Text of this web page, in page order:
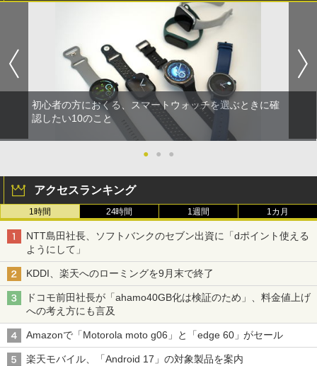
初心者の方におくる、スマートウォッチを選ぶときに確
認したい10のこと
● ● ●
アクセスランキング
1時間 24時間 1週間 1カ月
NTT島田社長、ソフトバンクのセブン出資に「dポイント使える
ようにして」
KDDI、楽天へのローミングを9月末で終了
ドコモ前田社長が「ahamo40GB化は検証のため」、料金値上げ
への考え方にも言及
Amazonで「Motorola moto g06」と「edge 60」がセール
楽天モバイル、「Android 17」の対象製品を案内